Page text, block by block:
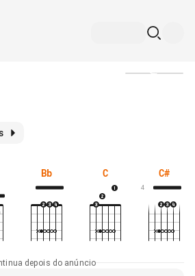
Bb C C#
4
depois do anúncio